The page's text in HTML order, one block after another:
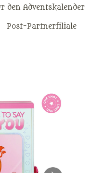
den Adventskalender
Post-Partnerfiliale